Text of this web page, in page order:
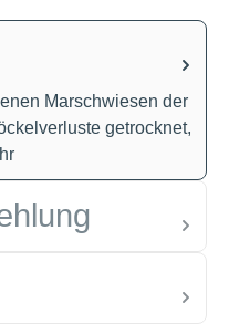
Marschwiesen der
getrocknet,